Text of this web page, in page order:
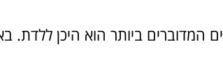
המדוברים ביותר הוא היכן ללדת.